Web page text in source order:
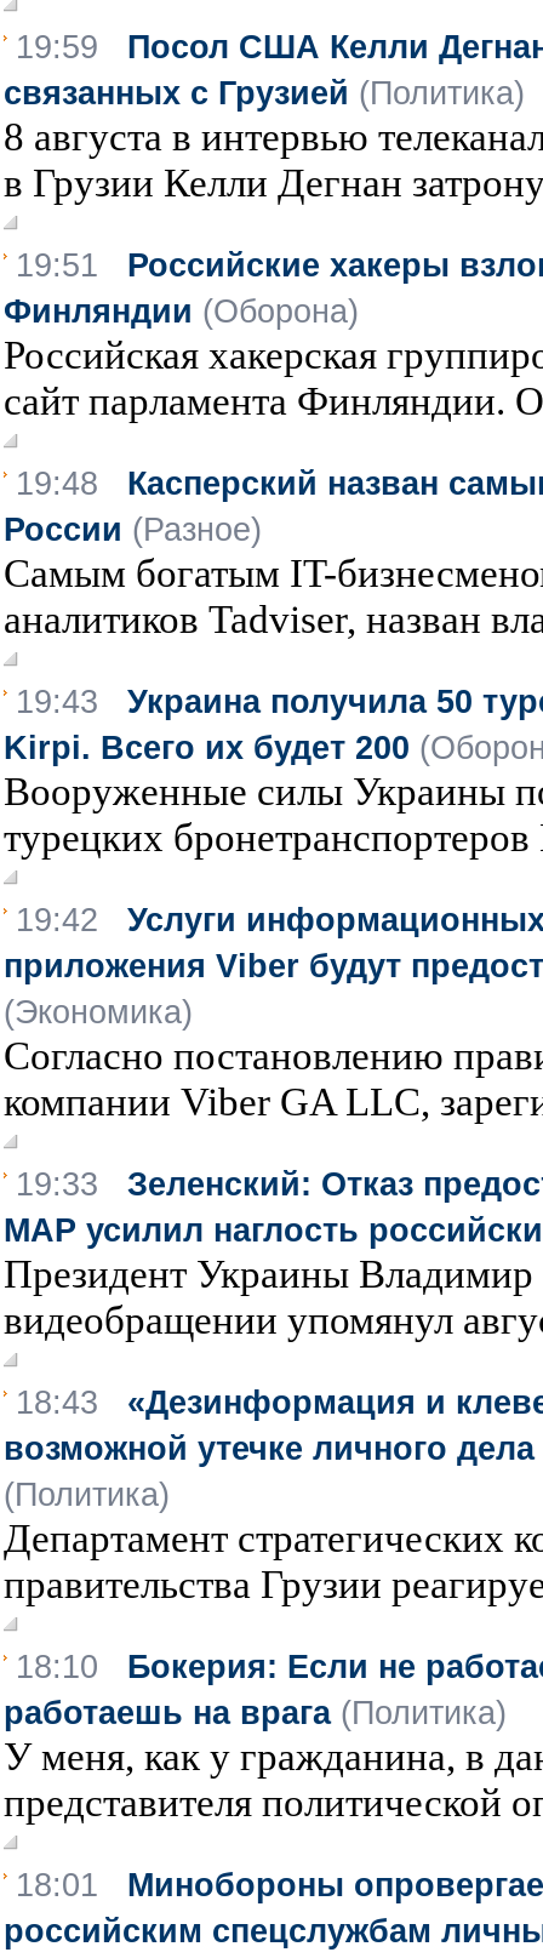
19:59 Посол США Келли
связанных с Грузией (Политика)
8 августа в интервью
в Грузии Келли Дегнан
19:51 Российские хакеры
Финляндии (Оборона)
Российская хакерская
сайт парламента Финляндии.
19:48 Касперский назван
России (Разное)
Самым богатым IT-
аналитиков Tadviser, назван
19:43 Украина получила 50
Kirpi. Всего их будет 200
Вооруженные силы Украины
турецких
19:42 Услуги
приложения Viber будут
(Экономика)
Согласно постановлению
компании Viber GA LLC,
19:33 Зеленский: Отказ
MAP усилил наглость
Президент Украины Владимир
видеобращении упомянул
18:43 «Дезинформация и
возможной утечке личного
(Политика)
Департамент стратегических
правительства Грузии
18:10 Бокерия: Если не
работаешь на врага (Политика)
У меня, как у гражданина, в
представителя политической
18:01 Минобороны
российским спецслужбам